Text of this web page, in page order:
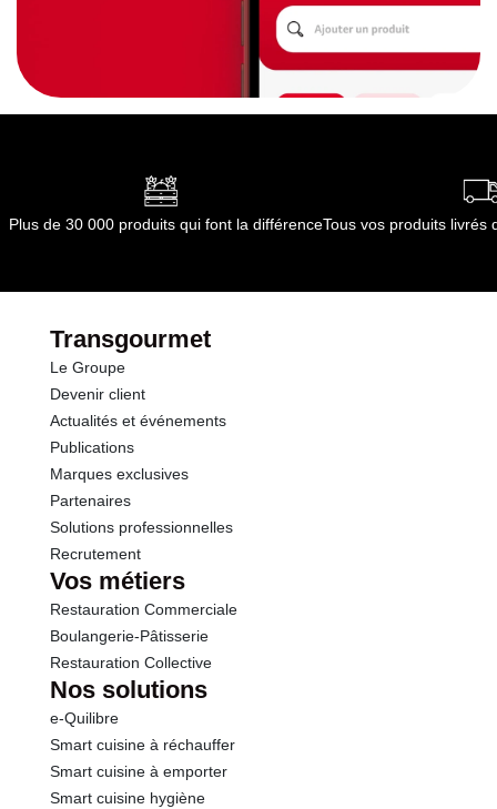
Plus de 30 000 produits qui font la différenceTous vos produits livrés
Transgourmet
Le Groupe
Devenir client
Actualités et événements
Publications
Marques exclusives
Partenaires
Solutions professionnelles
Recrutement
Vos métiers
Restauration Commerciale
Boulangerie-Pâtisserie
Restauration Collective
Nos solutions
e-Quilibre
Smart cuisine à réchauffer
Smart cuisine à emporter
Smart cuisine hygiène